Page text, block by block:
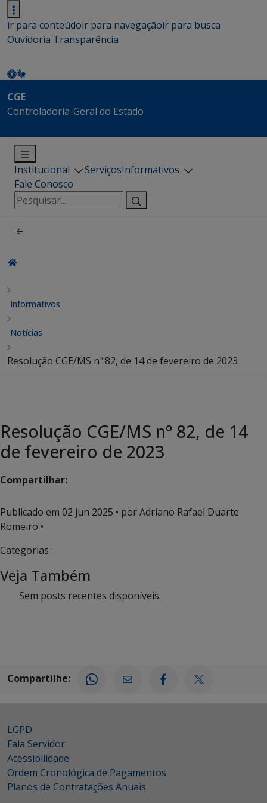
ir para conteúdoir para navegaçãoir para busca
Ouvidoria Transparência
CGE
Controladoria-Geral do Estado
Institucional ServiçosInformativos
Fale Conosco
Pesquisar
por:
Informativos
Notícias
Resolução CGE/MS nº 82, de 14 de fevereiro de 2023
Resolução CGE/MS nº 82, de 14
de fevereiro de 2023
Compartilhar:
Publicado em 02 jun 2025 • por Adriano Rafael Duarte
Romeiro •
Categorias :
Veja Também
Sem posts recentes disponíveis.
Compartilhe:
LGPD
Fala Servidor
Acessibilidade
Ordem Cronológica de Pagamentos
Planos de Contratações Anuais